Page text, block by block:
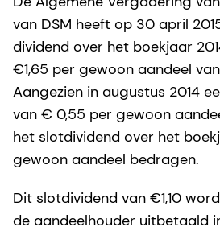
van DSM heeft op 30 april
dividend over het boekjaar
€1,65 per gewoon aandeel
Aangezien in augustus 2014
van € 0,55 per gewoon
het slotdividend over het
gewoon aandeel bedragen.
Dit slotdividend van €1,10
de aandeelhouder uitbetaald